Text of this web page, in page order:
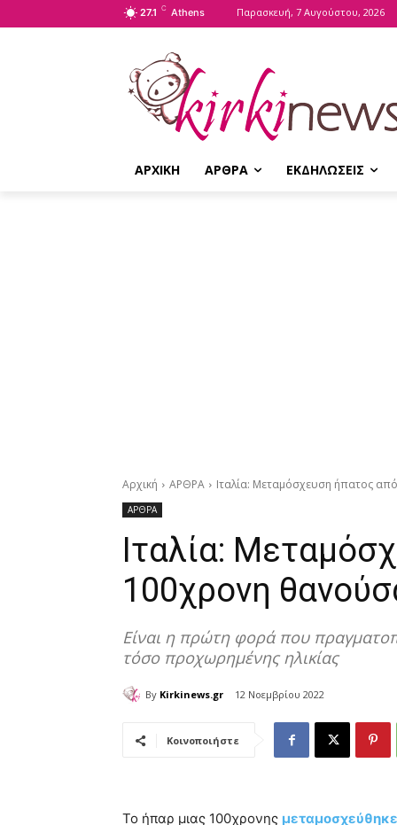
27.1 C Athens Παρασκευή, 7 Αυγούστου, 2026
ΑΡΧΙΚΗ ΑΡΘΡΑ ΕΚΔΗΛΩΣΕΙΣ
Αρχική ΑΡΘΡΑ Ιταλία: Μεταμόσχευση ήπατος
ΑΡΘΡΑ
Ιταλία:
100χρονη
Είναι η πρώτη φορά που
τόσο προχωρημένης ηλικίας
By Kirkinews.gr 12 Νοεμβρίου 2022
Κοινοποιήστε
Το ήπαρ μιας 100χρονης μεταμοσχεύθηκε